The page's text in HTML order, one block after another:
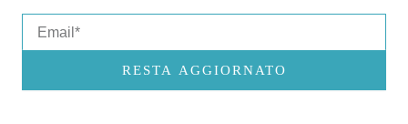
RESTA AGGIORNATO